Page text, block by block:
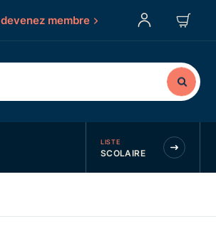
devenez membre
LISTE
SCOLAIRE